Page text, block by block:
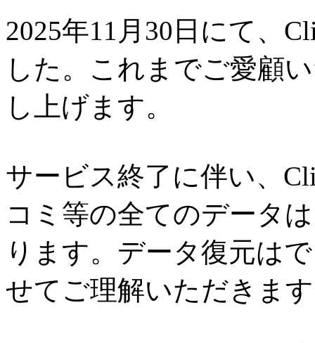
2025年11月30日にて、
した。これまでご愛顧
し上げます。
サービス終了に伴い、
コミ等の全てのデータ
ります。データ復元は
せてご理解いただきま